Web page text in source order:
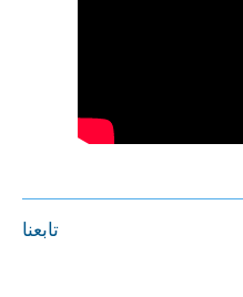
تابعنا